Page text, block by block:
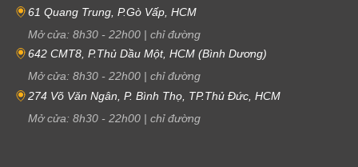
61 Quang Trung, P.Gò Vấp, HCM
Mở cửa: 8h30 - 22h00 | chỉ đường
642 CMT8, P.Thủ Dầu Một, HCM (Bình Dương)
Mở cửa: 8h30 - 22h00 | chỉ đường
274 Võ Văn Ngân, P. Bình Thọ, TP.Thủ Đức, HCM
Mở cửa: 8h30 - 22h00 | chỉ đường